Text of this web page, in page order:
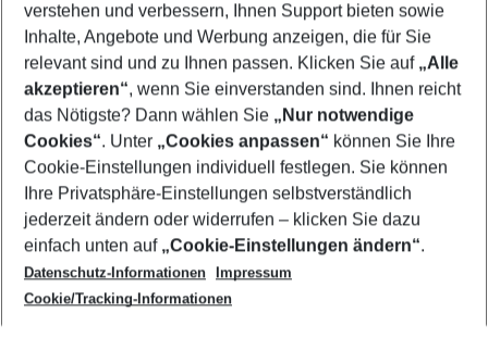
Footer
Footer navigation
Über uns
AGB
Cookie-Einstellungen ändern
Cookie-Richtlinie
Datenschutz
Service & Hilfe
Barrierefreies Reisen
Check-in
Folgen Sie uns
verstehen und verbessern, Ihnen Support bieten sowie
Inhalte, Angebote und Werbung anzeigen, die für Sie
relevant sind und zu Ihnen passen. Klicken Sie auf „Alle
akzeptieren“, wenn Sie einverstanden sind. Ihnen reicht
das Nötigste? Dann wählen Sie „Nur notwendige
Cookies“. Unter „Cookies anpassen“ können Sie Ihre
Cookie-Einstellungen individuell festlegen. Sie können
Ihre Privatsphäre-Einstellungen selbstverständlich
jederzeit ändern oder widerrufen – klicken Sie dazu
einfach unten auf „Cookie-Einstellungen ändern“.
Datenschutz-Informationen
Impressum
Cookie/Tracking-Informationen